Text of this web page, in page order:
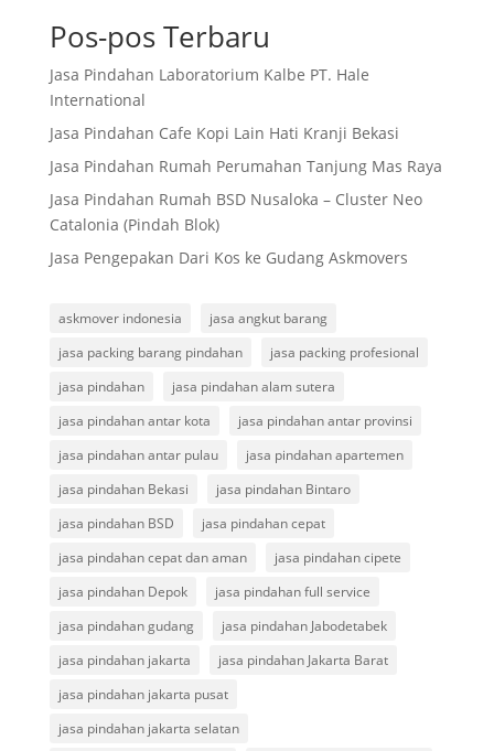
Pos-pos Terbaru
Jasa Pindahan Laboratorium Kalbe PT. Hale
International
Jasa Pindahan Cafe Kopi Lain Hati Kranji Bekasi
Jasa Pindahan Rumah Perumahan Tanjung Mas Raya
Jasa Pindahan Rumah BSD Nusaloka – Cluster Neo
Catalonia (Pindah Blok)
Jasa Pengepakan Dari Kos ke Gudang Askmovers
askmover indonesia
jasa angkut barang
jasa packing barang pindahan
jasa packing profesional
jasa pindahan
jasa pindahan alam sutera
jasa pindahan antar kota
jasa pindahan antar provinsi
jasa pindahan antar pulau
jasa pindahan apartemen
jasa pindahan Bekasi
jasa pindahan Bintaro
jasa pindahan BSD
jasa pindahan cepat
jasa pindahan cepat dan aman
jasa pindahan cipete
jasa pindahan Depok
jasa pindahan full service
jasa pindahan gudang
jasa pindahan Jabodetabek
jasa pindahan jakarta
jasa pindahan Jakarta Barat
jasa pindahan jakarta pusat
jasa pindahan jakarta selatan